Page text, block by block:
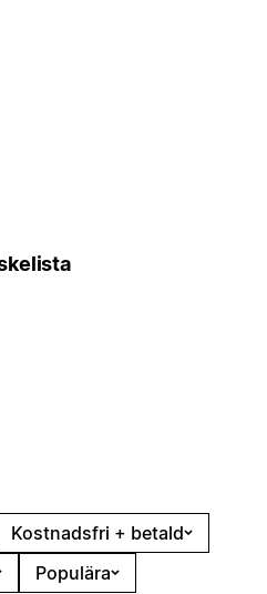
Kostnadsfri + betald
Populära